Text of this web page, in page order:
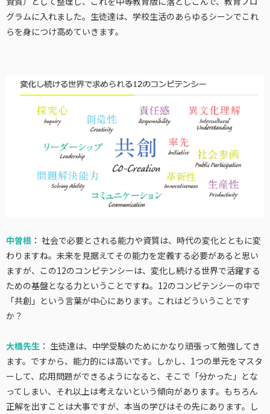
グラムに入れました。生徒達は、学校生活のあらゆるシーンでこれ
らを身につけ高めていきます。
中曽根 ： 社会で必要とされる能力や資質は、時代の変化とともに変
わりますね。未来を見据えてその能力を定義する必要があると思い
ますが、この12のコンピテンシーは、変化し続ける世界で活躍する
ための基盤となる力ということですね。12のコンピテンシーの中で
「共創」という言葉が中心にあります。これはどういうことです
か？
大橋先生 ： 生徒達は、中学受験のためにかなり頑張って勉強してき
ます。ですから、能力的には高いです。しかし、1つの単元をマスタ
ーして、応用問題ができるようになると、そこで「分かった」とな
ってしまい、それ以上は考えないという傾向があります。もちろん
正解を出すことは大事ですが、本当の学びはその先にあります。し